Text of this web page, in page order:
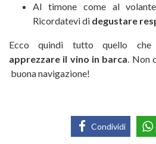
Al timone come al
Ricordatevi di degustare
Ecco quindi tutto quello che
apprezzare il vino in barca. Non
buona navigazione!
Condividi